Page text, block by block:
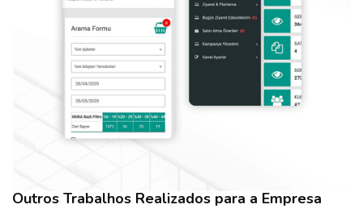
Outros Trabalhos Realizados para a Empresa